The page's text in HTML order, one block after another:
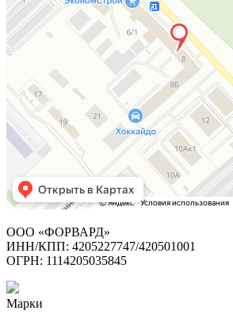
ООО «ФОРВАРД»
ИНН/КПП: 4205227747/420501001
ОГРН: 1114205035845
Марки